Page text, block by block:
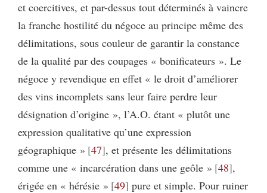
et coercitives, et par-dessus tout déterminés à vaincre
la franche hostilité du négoce au principe même des
délimitations, sous couleur de garantir la constance
de la qualité par des coupages « bonificateurs ». Le
négoce y revendique en effet « le droit d’améliorer
des vins incomplets sans leur faire perdre leur
désignation d’origine », l’A.O. étant « plutôt une
expression qualitative qu’une expression
géographique » 47 , et présente les délimitations
comme une « incarcération dans une geôle » 48 ,
érigée en « hérésie » 49 pure et simple. Pour ruiner